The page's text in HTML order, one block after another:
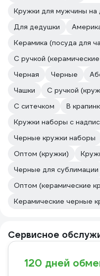
Кружки для мужчины на
Для дедушки
Керамика (посуда для
С ручкой
Черная
Черные
Чашки
С ручкой
С ситечком
В
Кружки наборы с
Черные кружки наборы
Оптом (кружки)
Черные для сублимации
Оптом (керамические
Керамические черные
Сервисное
120 дней